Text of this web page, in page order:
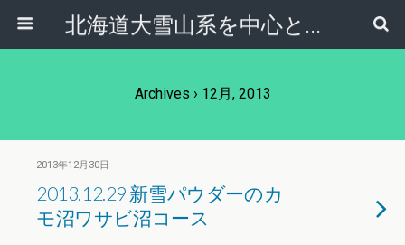
北海道大雪山系を中心とした登山・自然ガイド｜大雪山倶楽部ブログ
Archives › 12月, 2013
2013年12月30日
2013.12.29 新雪パウダーのカ
モ沼ワサビ沼コース